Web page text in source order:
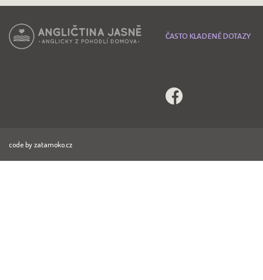
ČASTO KLADENÉ DOTAZY
code byzatamoko.cz